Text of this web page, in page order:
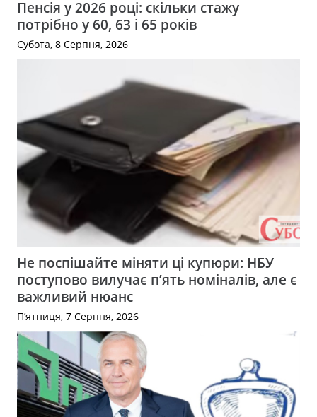
Пенсія у 2026 році: скільки стажу
потрібно у 60, 63 і 65 років
Субота, 8 Серпня, 2026
Не поспішайте міняти ці купюри: НБУ
поступово вилучає п’ять номіналів, але є
важливий нюанс
П’ятниця, 7 Серпня, 2026